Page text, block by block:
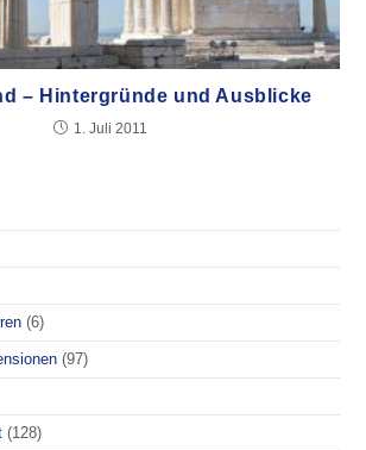
– Hintergründe und Ausblicke
1. Juli 2011
(6)
(97)
(128)